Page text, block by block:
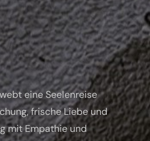
eine Seelenreise
frische Liebe und
mit Empathie und